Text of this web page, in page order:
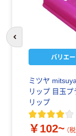
バリエ
ミツヤ
リップ 目玉プ
リップ
￥102~ （